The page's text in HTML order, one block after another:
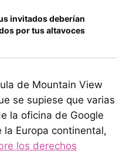
invitados deberían
por tus altavoces
de Mountain View
se supiese que varias
la oficina de Google
Europa continental,
los derechos